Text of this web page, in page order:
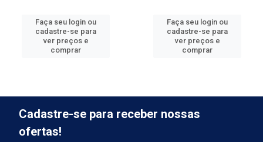
Faça seu login ou
cadastre-se para
ver preços e
comprar
Faça seu login ou
cadastre-se para
ver preços e
comprar
Cadastre-se para receber nossas
ofertas!